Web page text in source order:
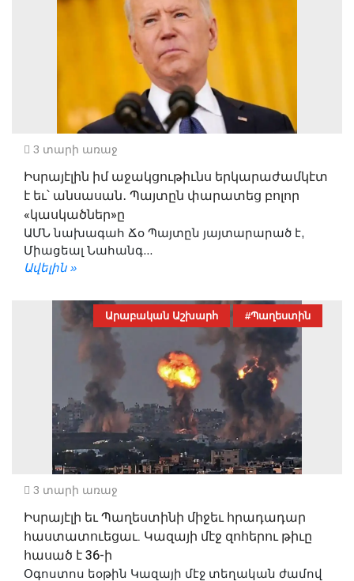
3 տարի առաջ
Իսրայէլին իմ աջակցութիւնս երկարաժամկէտ
է եւ՝ անսասան․ Պայտըն փարատեց բոլոր
«կասկածներ»ը
ԱՄՆ նախագահ Ճօ Պայտըն յայտարարած է,
Միացեալ Նահանգ...
Ավելին »
Արաբական Աշխարհ #Պաղեստին
3 տարի առաջ
Իսրայէլի եւ Պաղեստինի միջեւ հրադադար
հաստատուեցաւ. Կազայի մէջ զոհերու թիւը
հասած է 36-ի
Օգոստոս եօթին Կազայի մէջ տեղական ժամով